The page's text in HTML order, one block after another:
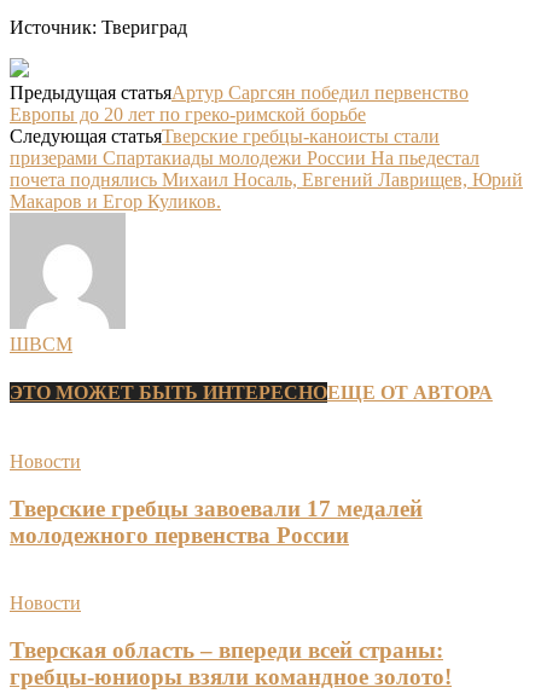
Источник: Твериград
Предыдущая статьяАртур Саргсян победил первенство
Европы до 20 лет по греко-римской борьбе
Следующая статьяТверские гребцы-каноисты стали
призерами Спартакиады молодежи России На пьедестал
почета поднялись Михаил Носаль, Евгений Лаврищев, Юрий
Макаров и Егор Куликов.
ШВСМ
ЭТО МОЖЕТ БЫТЬ ИНТЕРЕСНОЕЩЕ ОТ АВТОРА
Новости
Тверские гребцы завоевали 17 медалей
молодежного первенства России
Новости
Тверская область – впереди всей страны:
гребцы-юниоры взяли командное золото!